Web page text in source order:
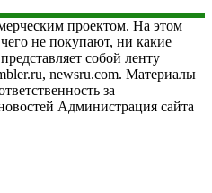
проектом. На этом
не покупают, ни какие
собой ленту
newsru.com. Материалы
за
Администрация сайта